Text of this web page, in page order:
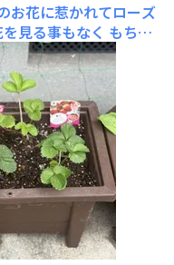
お花に惹かれてローズ
見る事もなく もちろ
た😢 しばらくいちご
戦❣️ 蜜香を3苗お迎え
ってしまってごめん
ぐらいの